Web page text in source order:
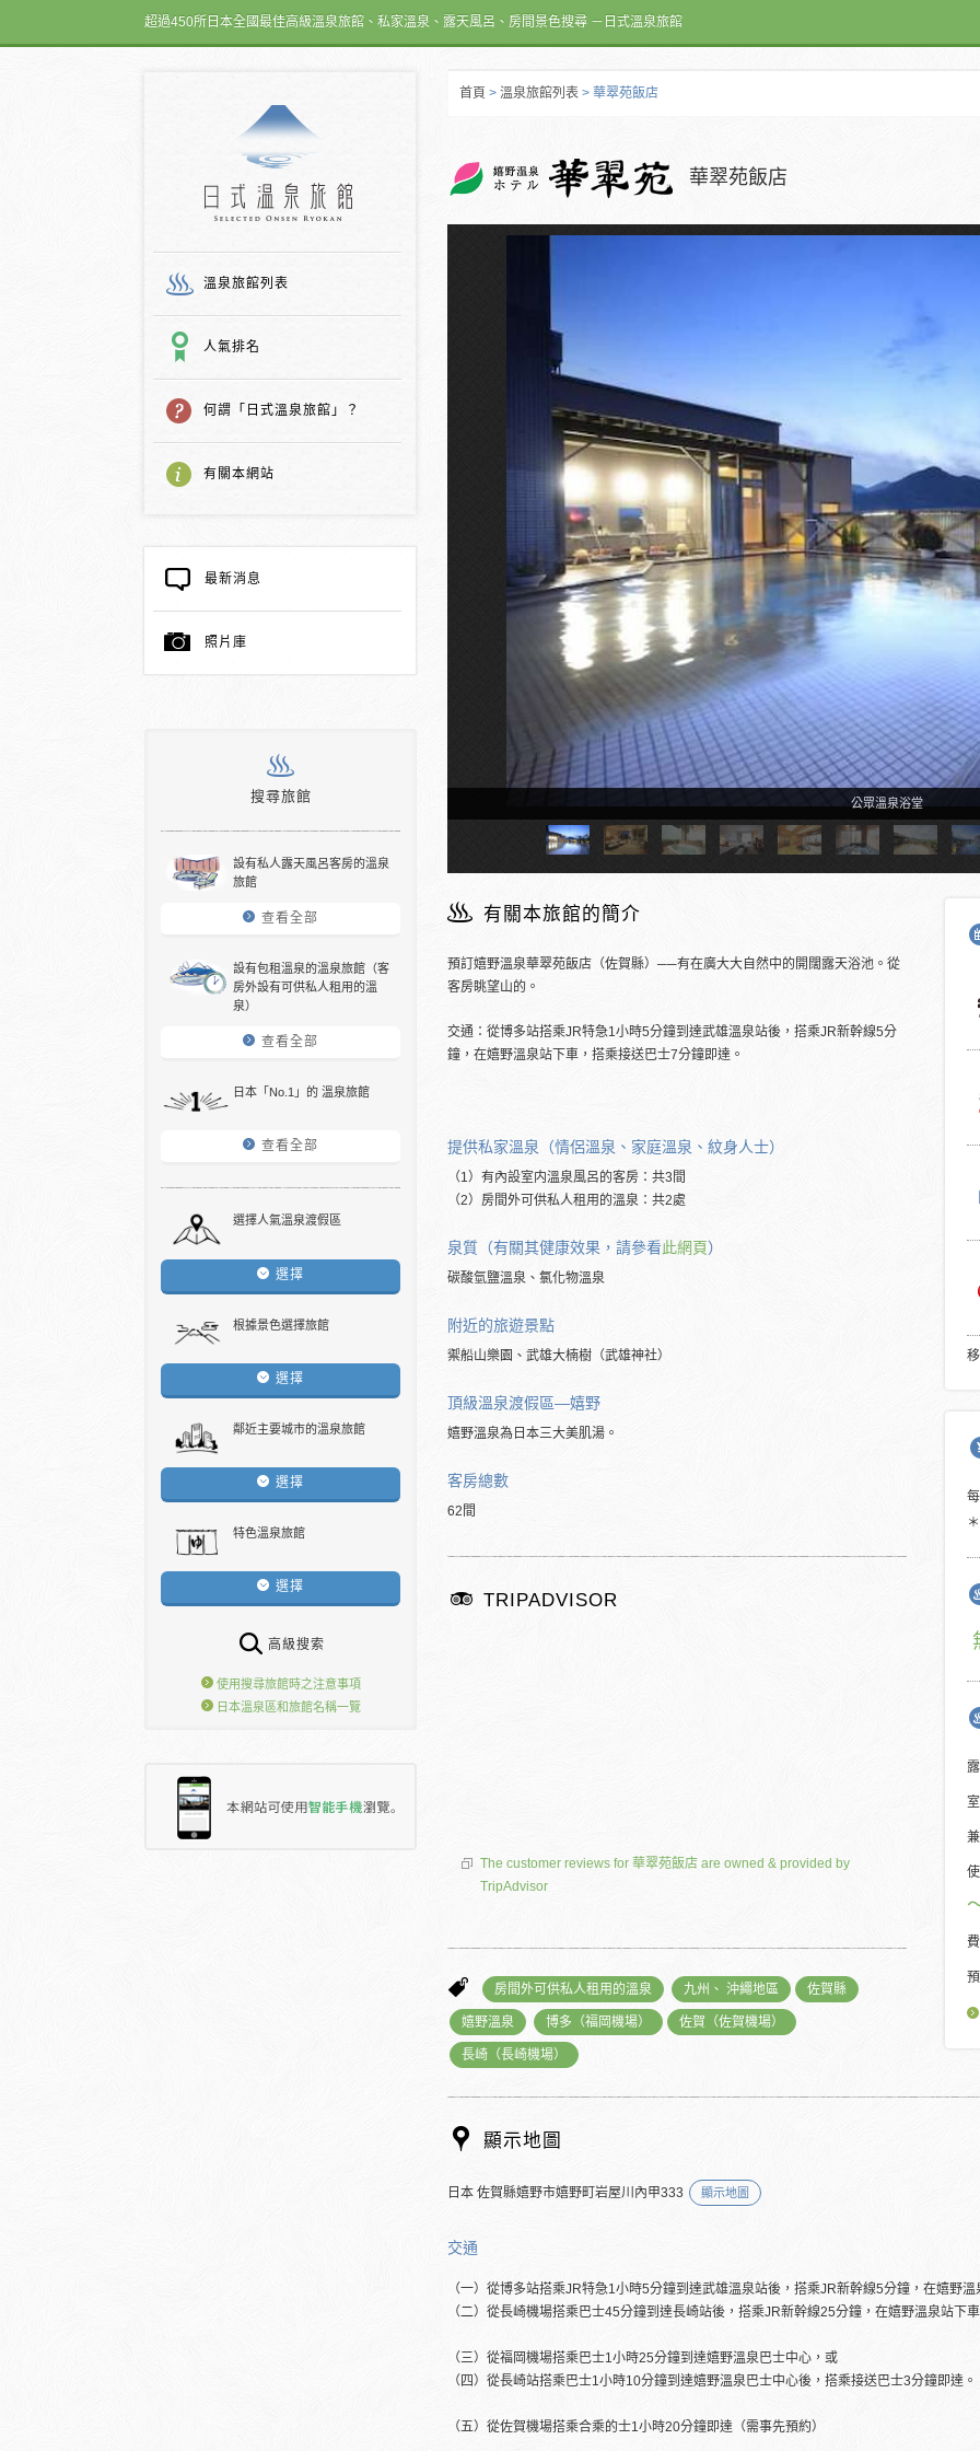
超過450所日本全國最佳高級溫泉旅館、私家溫泉、露天風呂、房間景色搜尋 －日式溫泉旅館
溫泉旅館列表
人氣排名
何謂「日式溫泉旅館」？
有關本網站
最新消息
照片庫
搜尋旅館
設有私人露天風呂客房的溫泉
旅館
查看全部
設有包租溫泉的溫泉旅館（客
房外設有可供私人租用的溫
泉）
查看全部
日本「No.1」的 溫泉旅館
查看全部
選擇人氣溫泉渡假區
選擇
根據景色選擇旅館
選擇
鄰近主要城市的溫泉旅館
選擇
特色溫泉旅館
選擇
高級搜索
使用搜尋旅館時之注意事項
日本溫泉區和旅館名稱一覽
首頁 > 溫泉旅館列表 > 華翠苑飯店
華翠苑飯店
附設溫泉的客房
有關本旅館的簡介
預訂嬉野溫泉華翠苑飯店（佐賀縣）──有在廣大大自然中的開闊露天浴池。從
客房眺望山的。
交通：從博多站搭乘JR特急1小時5分鐘到達武雄溫泉站後，搭乘JR新幹線5分
鐘，在嬉野溫泉站下車，搭乘接送巴士7分鐘即達。
提供私家溫泉（情侶溫泉、家庭溫泉、紋身人士）
（1）有內設室内溫泉風呂的客房：共3間
（2）房間外可供私人租用的溫泉：共2處
泉質（有關其健康效果，請參看此網頁）
碳酸氫鹽溫泉、氯化物溫泉
附近的旅遊景點
禦船山樂園、武雄大楠樹（武雄神社）
頂級溫泉渡假區―嬉野
嬉野溫泉為日本三大美肌湯。
客房總數
62間
TRIPADVISOR
The customer reviews for 華翠苑飯店 are owned & provided by
TripAdvisor
房間外可供私人租用的溫泉 九州、 沖繩地區 佐賀縣
嬉野溫泉 博多（福岡機場） 佐賀（佐賀機場）
長崎（長崎機場）
顯示地圖
日本 佐賀縣嬉野市嬉野町岩屋川內甲333 顯示地圖
交通
（一）從博多站搭乘JR特急1小時5分鐘到達武雄溫泉站後，搭乘JR新幹線5分鐘，在嬉野
（二）從長崎機場搭乘巴士45分鐘到達長崎站後，搭乘JR新幹線25分鐘，在嬉野溫泉站下
（三）從福岡機場搭乘巴士1小時25分鐘到達嬉野溫泉巴士中心，或
（四）從長崎站搭乘巴士1小時10分鐘到達嬉野溫泉巴士中心後，搭乘接送巴士3分鐘即達。
（五）從佐賀機場搭乘合乘的士1小時20分鐘即達（需事先預約）